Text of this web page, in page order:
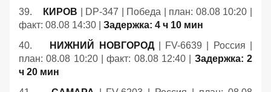
39.
КИРОВ | DP-347 | Победа | план: 08.08 10:20 |
факт: 08.08 14:30 | Задержка: 4 ч 10 мин
40.
НИЖНИЙ НОВГОРОД| FV-6639 | Россия |
план: 08.08 10:20 | факт: 08.08 12:40 | Задержка: 2
ч 20 мин